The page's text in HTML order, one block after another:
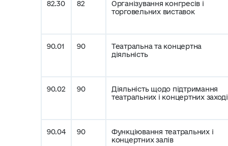
82.30 82
Організування конгресів і
торговельних виставок
90.01 90
Театральна та концертна
діяльність
90.02 90
Діяльність щодо підтримання
театральних і концертних
90.04 90
Функціювання театральних і
концертних залів